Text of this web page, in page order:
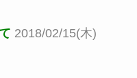
2018/02/15(木)